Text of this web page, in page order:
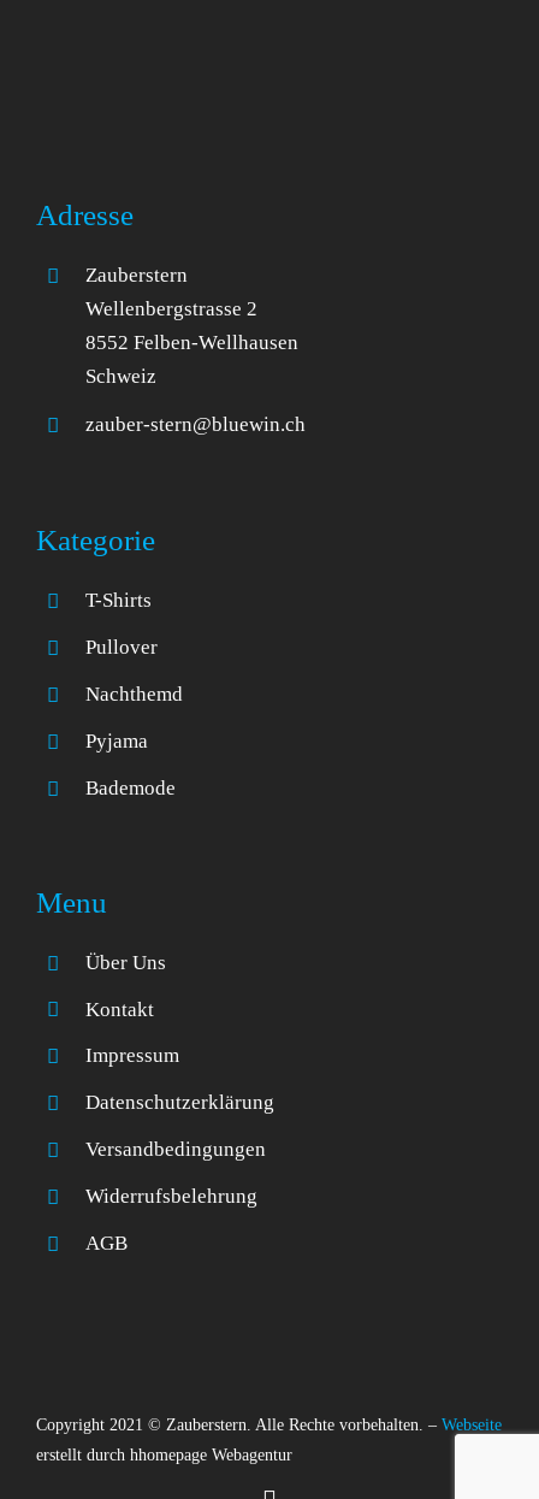
Adresse
Zauberstern
Wellenbergstrasse 2
8552 Felben-Wellhausen
Schweiz
zauber-stern@bluewin.ch
Kategorie
T-Shirts
Pullover
Nachthemd
Pyjama
Bademode
Menu
Über Uns
Kontakt
Impressum
Datenschutzerklärung
Versandbedingungen
Widerrufsbelehrung
AGB
Copyright 2021 © Zauberstern. Alle Rechte vorbehalten. – Webseite
erstellt durch hhomepage Webagentur